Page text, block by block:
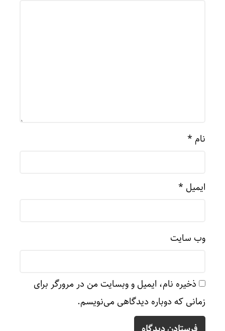
نام *
ایمیل *
وب‌ سایت
ذخیره نام، ایمیل و وبسایت من در مرورگر برای
زمانی که دوباره دیدگاهی می‌نویسم.